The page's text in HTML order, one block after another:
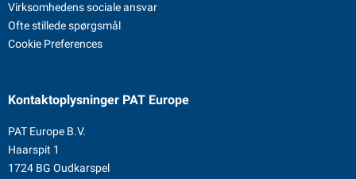
Virksomhedens sociale ansvar
Ofte stillede spørgsmål
Cookie Preferences
Kontaktoplysninger PAT Europe
PAT Europe B.V.
Haarspit 1
1724 BG Oudkarspel